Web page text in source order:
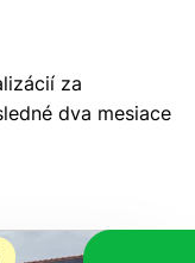
za
dva mesiace